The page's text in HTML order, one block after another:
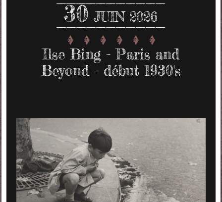
30 JUIN 2026
Ilse Bing - Paris and
Beyond - début 1930's